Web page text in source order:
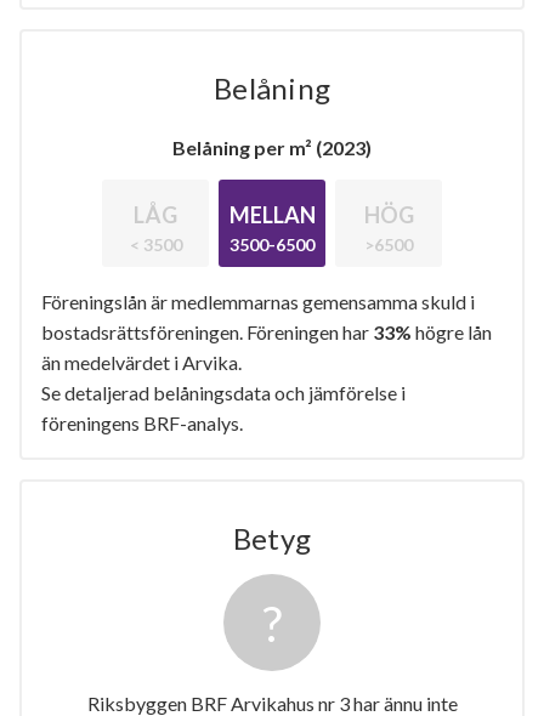
Belåning
Belåning per m² (2023)
LÅG
< 3500
MELLAN
3500-6500
HÖG
>6500
Föreningslån är medlemmarnas gemensamma skuld i
bostadsrättsföreningen. Föreningen har 33% högre lån
än medelvärdet i Arvika.
Se detaljerad belåningsdata och jämförelse i
föreningens BRF-analys.
Betyg
Riksbyggen BRF Arvikahus nr 3 har ännu inte